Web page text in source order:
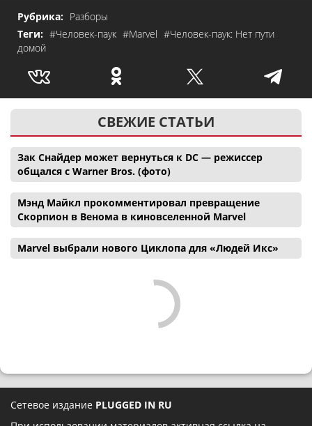
Рубрика: Разборы
Теги: #Человек-паук #Marvel #Человек-паук: Нет пути
домой
СВЕЖИЕ СТАТЬИ
Зак Снайдер может вернуться к DC — режиссер
общался с Warner Bros. (фото)
Мэнд Майкл прокомментировал превращение
Скорпион в Венома в киновселенной Marvel
Marvel выбрали нового Циклопа для «Людей Икс»
Сетевое издание PLUGGED IN RU